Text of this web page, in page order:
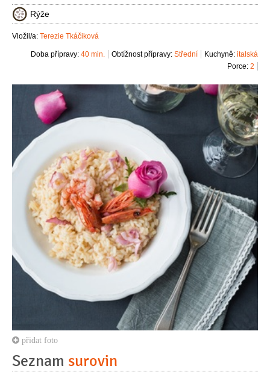
Rýže
Vložil/a: Terezie Tkáčiková
Kuchyně: italská
Obtížnost přípravy: Střední
Doba přípravy: 40 min.
Porce: 2
přidat foto
Seznam surovin